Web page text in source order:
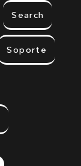
Search
Soporte